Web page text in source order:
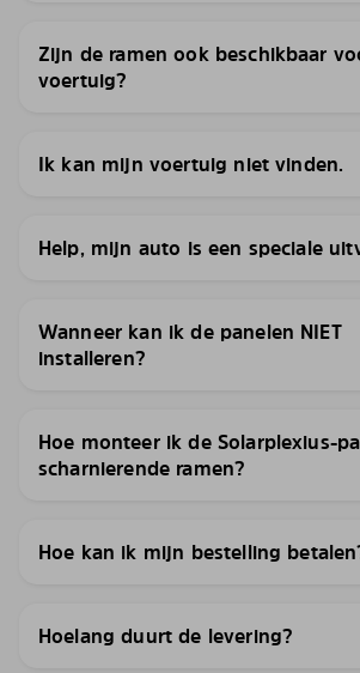
Zijn de ramen ook beschikbaar
voertuig?
Ik kan mijn voertuig niet vinden.
Help, mijn auto is een speciale
Wanneer kan ik de panelen NIET
installeren?
Hoe monteer ik de Solarplexius-
scharnierende ramen?
Hoe kan ik mijn bestelling
Hoelang duurt de levering?